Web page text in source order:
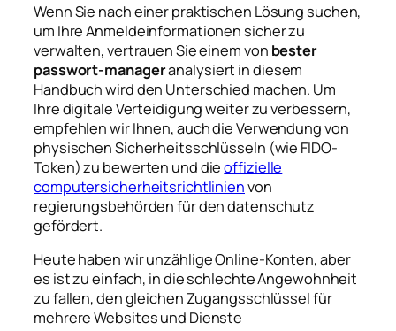
Wenn Sie nach einer praktischen Lösung suchen,
um Ihre Anmeldeinformationen sicher zu
verwalten, vertrauen Sie einem von bester
passwort-manageranalysiert in diesem
Handbuch wird den Unterschied machen. Um
Ihre digitale Verteidigung weiter zu verbessern,
empfehlen wir Ihnen, auch die Verwendung von
physischen Sicherheitsschlüsseln (wie FIDO-
Token) zu bewerten und dieoffizielle
computersicherheitsrichtlinienvon
regierungsbehörden für den datenschutz
gefördert.
Heute haben wir unzählige Online-Konten, aber
es ist zu einfach, in die schlechte Angewohnheit
zu fallen, den gleichen Zugangsschlüssel für
mehrere Websites und Dienste